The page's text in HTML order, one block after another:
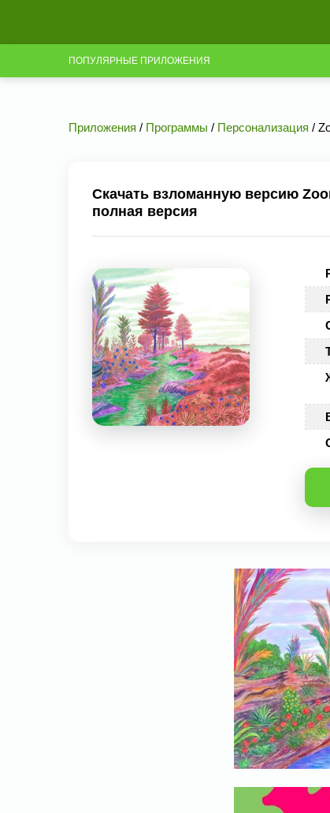
ПОПУЛЯРНЫЕ ПРИЛОЖЕНИЯ
Приложения / Программы / Персонализация /
Скачать взломанную версию
полная версия